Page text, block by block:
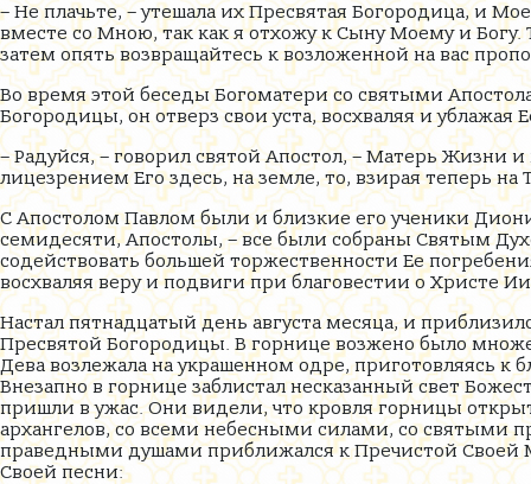
– Не плачьте, – утешала их Пресвятая Богородица, и
вместе со Мною, так как я отхожу к Сыну Моему и
затем опять возвращайтесь к возложенной на вас
Во время этой беседы Богоматери со святыми
Богородицы, он отверз свои уста, восхваляя и ублажая
– Радуйся, – говорил святой Апостол, – Матерь Жизни
лицезрением Его здесь, на земле, то, взирая теперь
С Апостолом Павлом были и близкие его ученики
семидесяти, Апостолы, – все были собраны Святым
содействовать большей торжественности Ее
восхваляя веру и подвиги при благовестии о Христе
Настал пятнадцатый день августа месяца, и
Пресвятой Богородицы. В горнице возжено было
Дева возлежала на украшенном одре, приготовляясь
Внезапно в горнице заблистал несказанный свет
пришли в ужас. Они видели, что кровля горницы
архангелов, со всеми небесными силами, со святыми
праведными душами приближался к Пречистой Своей
Своей песни: